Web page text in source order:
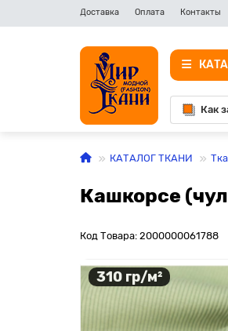
Доставка Оплата Контакты
Как
КАТАЛОГ ТКАНИ
Кашкорсе
Код Товара: 2000000061788
310 гр/м²